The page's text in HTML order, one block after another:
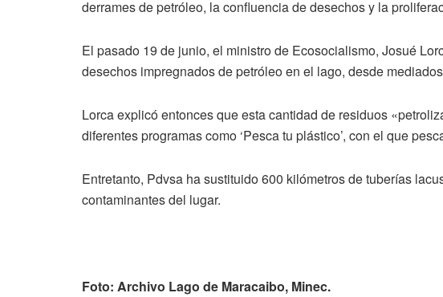
derrames de petróleo, la confluencia de desechos y la
El pasado 19 de junio, el ministro de Ecosocialismo, Josué
desechos impregnados de petróleo en el lago, desde
Lorca explicó entonces que esta cantidad de residuos
diferentes programas como ‘Pesca tu plástico’, con el que
Entretanto, Pdvsa ha sustituido 600 kilómetros de tuberías
contaminantes del lugar.
Foto: Archivo Lago de Maracaibo, Minec.